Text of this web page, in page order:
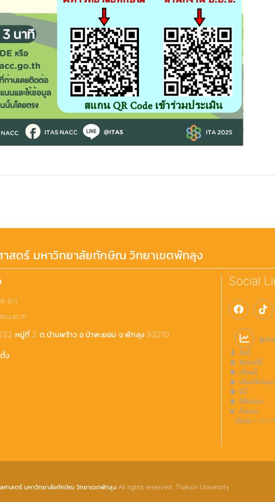
สตร์ มหาวิทยาลัยทักษิณ วิทยาเขตพัทลุง
611
หมู่ที่ 2 ต.บ้านพร้าว อ.ป่าพะยอม จ.พัทลุง 93210
ง
Social
ผู้เข้า
วันนี้
สัปดาห์นี้
เดือนนี้
เดือนที่ผ่านมา
ปีนี้
ปีที่ผ่านมา
ทั้งหมด
เริ่มนับ 14/03/
สตร์ มหาวิทยาลัยทักษิณ วิทยาเขตพัทลุง All rights reserved. Thaksin University